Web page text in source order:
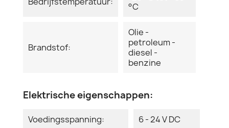
°C
Brandstof:
Olie -
petroleum -
diesel -
benzine
Elektrische eigenschappen:
Voedingsspanning: 6 - 24 V DC